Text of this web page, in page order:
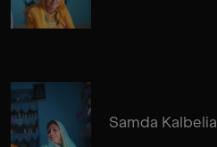
Samda Kalbelia